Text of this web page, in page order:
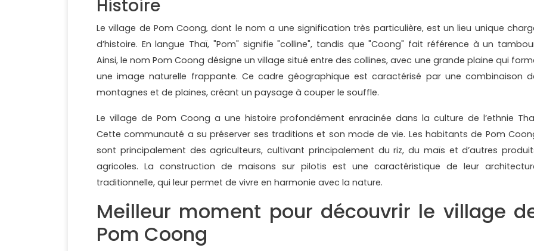
Histoire
Le village de Pom Coong, dont le nom a une signification très particulière, est un lieu unique
d’histoire. En langue Thaï, "Pom" signifie "colline", tandis que "Coong" fait référence à un
Ainsi, le nom Pom Coong désigne un village situé entre des collines, avec une grande plaine qui
une image naturelle frappante. Ce cadre géographique est caractérisé par une combinaison
montagnes et de plaines, créant un paysage à couper le souffle.
Le village de Pom Coong a une histoire profondément enracinée dans la culture de l’ethnie
Cette communauté a su préserver ses traditions et son mode de vie. Les habitants de Pom
sont principalement des agriculteurs, cultivant principalement du riz, du maïs et d’autres
agricoles. La construction de maisons sur pilotis est une caractéristique de leur
traditionnelle, qui leur permet de vivre en harmonie avec la nature.
Meilleur moment pour découvrir le village
Pom Coong